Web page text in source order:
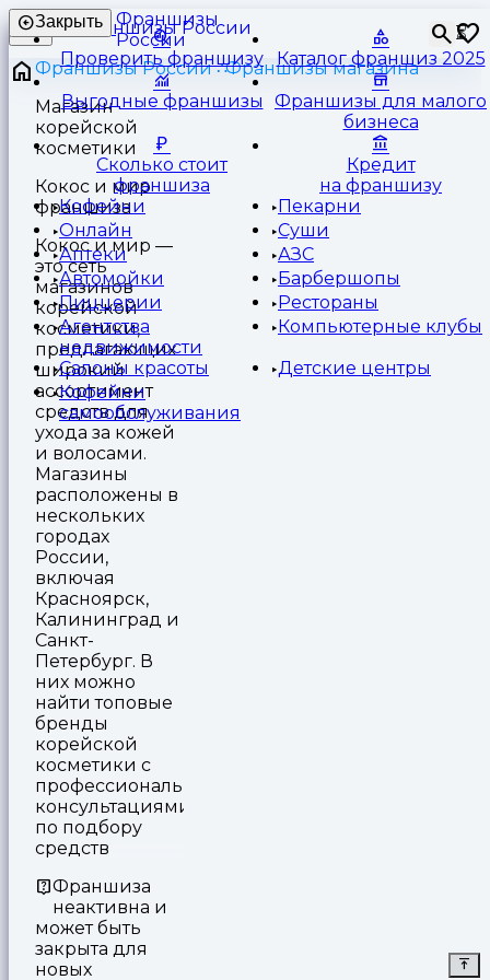
Франшизы
России
⏳
Закрыть
Проверить франшизу Каталог франшиз 2025
Выгодные франшизы
Франшизы для малого
бизнеса
Сколько стоит
франшиза
Кредит
на франшизу
Кофейни
Пекарни
Онлайн
Суши
Аптеки
АЗС
Автомойки
Барбершопы
Пиццерии
Рестораны
Агентства
недвижимости
Компьютерные клубы
Салоны красоты
Детские центры
Кофейни
самообслуживания
Франшизы России
Франшизы магазина
Магазин
корейской
косметики
Кокос и мир
франшиза
Кокос и мир —
это сеть
магазинов
корейской
косметики,
предлагающих
широкий
ассортимент
средств для
ухода за кожей
и волосами.
Магазины
расположены в
нескольких
городах
России,
включая
Красноярск,
Калининград и
Санкт-
Петербург. В
них можно
найти топовые
бренды
корейской
косметики с
профессиональными
консультациями
по подбору
средств
Франшиза
неактивна и
может быть
закрыта для
новых